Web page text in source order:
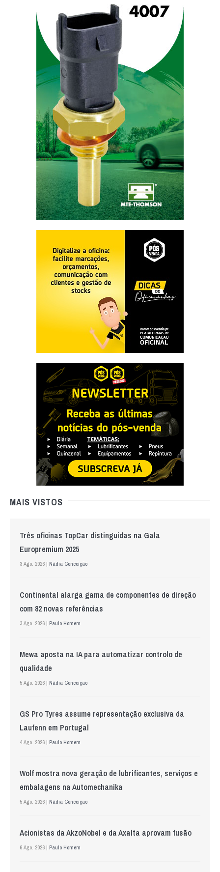
MAIS VISTOS
Três oficinas TopCar distinguidas na Gala
Europremium 2025
3 Ago. 2026 | Nádia Conceição
Continental alarga gama de componentes de direção
com 82 novas referências
3 Ago. 2026 | Paulo Homem
Mewa aposta na IA para automatizar controlo de
qualidade
5 Ago. 2026 | Nádia Conceição
GS Pro Tyres assume representação exclusiva da
Laufenn em Portugal
4 Ago. 2026 | Paulo Homem
Wolf mostra nova geração de lubrificantes, serviços e
embalagens na Automechanika
5 Ago. 2026 | Nádia Conceição
Acionistas da AkzoNobel e da Axalta aprovam fusão
6 Ago. 2026 | Paulo Homem